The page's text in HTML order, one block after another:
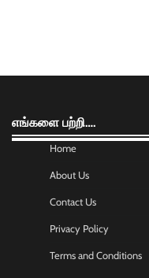
எங்களை பற்றி….
Home
About Us
Contact Us
Privacy Policy
Terms and Conditions